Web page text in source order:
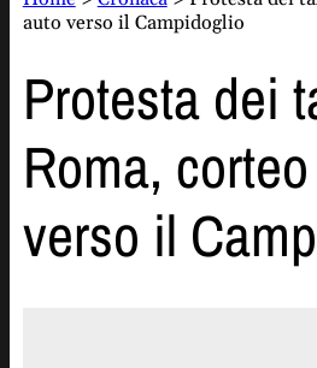
auto verso il Campidoglio
Protesta dei
Roma,
verso il